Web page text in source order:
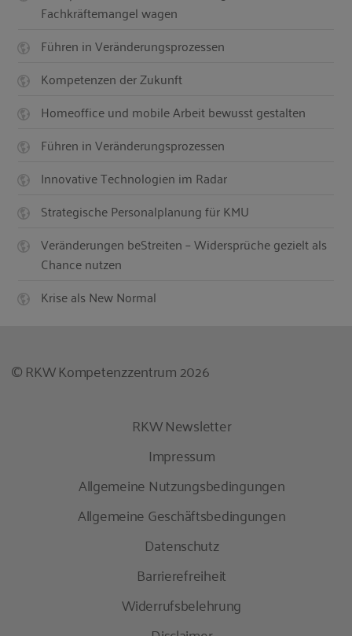
Fachkräftemangel wagen
Führen in Veränderungsprozessen
Kompetenzen der Zukunft
Homeoffice und mobile Arbeit bewusst gestalten
Führen in Veränderungsprozessen
Innovative Technologien im Radar
Strategische Personalplanung für KMU
Veränderungen beStreiten – Widersprüche gezielt als
Chance nutzen
Krise als New Normal
© RKW Kompetenzzentrum 2026
RKW Newsletter
Impressum
Allgemeine Nutzungsbedingungen
Allgemeine Geschäftsbedingungen
Datenschutz
Barrierefreiheit
Widerrufsbelehrung